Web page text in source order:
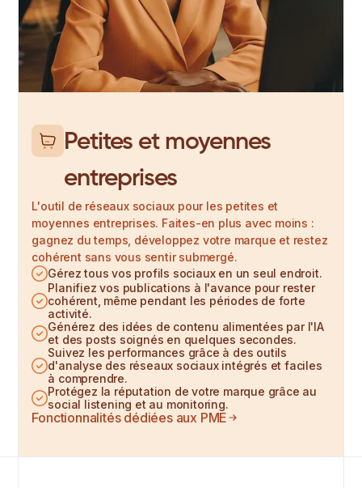
Petites et moyennes
entreprises
L'outil de réseaux sociaux pour les petites et
moyennes entreprises. Faites-en plus avec moins :
gagnez du temps, développez votre marque et restez
cohérent sans vous sentir submergé.
Gérez tous vos profils sociaux en un seul endroit.
Planifiez vos publications à l'avance pour rester
cohérent, même pendant les périodes de forte
activité.
Générez des idées de contenu alimentées par l'IA
et des posts soignés en quelques secondes.
Suivez les performances grâce à des outils
d'analyse des réseaux sociaux intégrés et faciles
à comprendre.
Protégez la réputation de votre marque grâce au
social listening et au monitoring.
Fonctionnalités dédiées aux PME